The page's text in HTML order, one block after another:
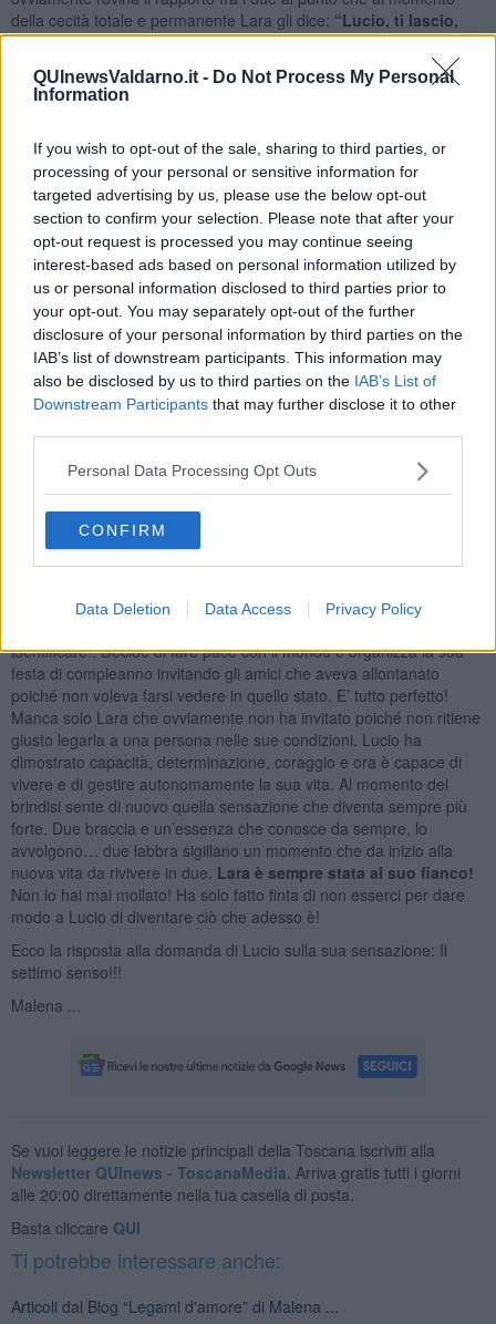
QUInewsValdarno.it - Do Not Process My Personal
Information
If you wish to opt-out of the sale, sharing to third parties, or
processing of your personal or sensitive information for
targeted advertising by us, please use the below opt-out
section to confirm your selection. Please note that after your
opt-out request is processed you may continue seeing
interest-based ads based on personal information utilized by
us or personal information disclosed to third parties prior to
your opt-out. You may separately opt-out of the further
disclosure of your personal information by third parties on the
IAB’s list of downstream participants. This information may
also be disclosed by us to third parties on the IAB’s List of
Downstream Participants that may further disclose it to other
Personal Data Processing Opt Outs
CONFIRM
Data Deletion Data Access Privacy Policy
della cecità totale e permanente Lara gli dice: “Lucio, ti lascio,
non posso sopportare di vederti così, mi dispiace! Non sono
L’uomo sente sbattere la porta e a quel punto capisce di essere
e deve pertanto cavarsela da solo. Comincia così la nuova vita di
Lucio. Impara a sentire ciò che gli altri non sentono e a percepire il
mondo in modo diverso. Compra un cane per ciechi che diventa
per lui indispensabile e decide di diventare autonomo e
autosufficiente. Esce di casa! Nei suoi ricordi riaffiora l’immagine
del cieco, seduto sul marciapiede davanti al suo ufficio, che vedeva
tutti i giorni andando al lavoro, al quale lui donava sempre due
spiccioli scambiando due parole di cortesia.
Adesso vuole ancora parlare con lui perché ha qualcosa
d’importante da sapere. Si accovaccia vicino a lui e chiede: “Ciao
sono qui per chiederti una cosa, visto che adesso come sai sono
nella tua condizione!” con vece rotta dall’ansia. Il cieco sorride
intuendo la domanda che gli sarà posta da lì a poco e risponde
sereno: “Dimmi”. Lucio riprende svelto: “Sai, da quando non ci vedo
più, avverto un qualcosa d’indefinito. Non mi so spiegare ma è
come se intorno a me ci fosse qualcosa, è quasi uno spostamento
dell’aria al quale non riesco a dare un nome! Che può essere?
Capita anche a te?”. Il cieco risponde: “Caro, si tratta del
senso! Un giorno darai un nome a tutto questo, quando sarà il suo
tempo!”.
Riprende il suo cammino e la sua nuova vita con un nuovo spirito,
identificare!. Decide di fare pace con il mondo e organizza la sua
festa di compleanno invitando gli amici che aveva allontanato
poiché non voleva farsi vedere in quello stato. E’ tutto perfetto!
Manca solo Lara che ovviamente non ha invitato poiché non ritiene
giusto legarla a una persona nelle sue condizioni. Lucio ha
dimostrato capacità, determinazione, coraggio e ora è capace di
vivere e di gestire autonomamente la sua vita. Al momento del
brindisi sente di nuovo quella sensazione che diventa sempre più
forte. Due braccia e un’essenza che conosce da sempre, lo
avvolgono… due labbra sigillano un momento che da inizio alla
nuova vita da rivivere in due. Lara è sempre stata al suo fianco!
Non lo hai mai mollato! Ha solo fatto finta di non esserci per dare
modo a Lucio di diventare ciò che adesso è!
Ecco la risposta alla domanda di Lucio sulla sua sensazione: Il
settimo senso!!!
Malena ...
Se vuoi leggere le notizie principali della Toscana iscriviti alla
Newsletter QUInews - ToscanaMedia. Arriva gratis tutti i giorni
alle 20:00 direttamente nella tua casella di posta.
Basta cliccare QUI
Ti potrebbe interessare anche:
Articoli dal Blog “Legami d'amore” di Malena ...